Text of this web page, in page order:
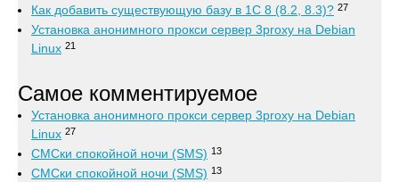
Как добавить существующую базу в 1С 8 (8.2, 8.3)? 27
Установка анонимного прокси сервер 3proxy на Debian
Linux 21
Самое комментируемое
Установка анонимного прокси сервер 3proxy на Debian
Linux 27
СМСки спокойной ночи (SMS) 13
СМСки спокойной ночи (SMS) 13